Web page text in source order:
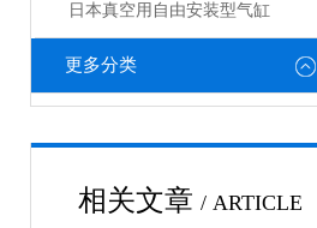
日本真空用自由安装型气缸
更多分类
相关文章 / ARTICLE